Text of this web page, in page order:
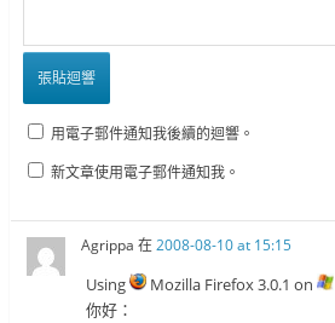
用電子郵件通知我後續的迴響。
新文章使用電子郵件通知我。
Agrippa 在2008-08-10 at 15:15
Using Mozilla Firefox 3.0.1 on
你好：